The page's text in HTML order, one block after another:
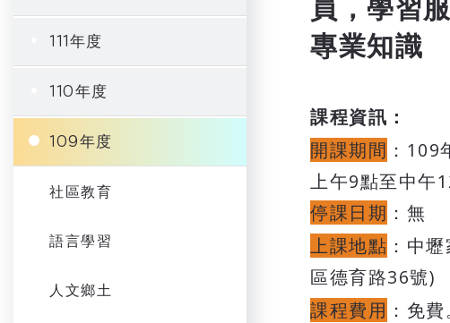
111年度
110年度
109年度
社區教育
語言學習
人文鄉土
員，學習
專業知識
課程資訊：
開課期間 ：109
上午9點至中午
停課日期 ：無
上課地點 ：中
區德育路36號)
課程費用 ：免費